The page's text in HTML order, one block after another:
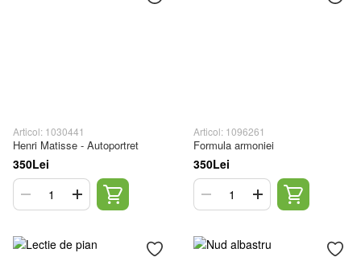
Articol: 1030441
Henri Matisse - Autoportret
350Lei
Articol: 1096261
Formula armoniei
350Lei